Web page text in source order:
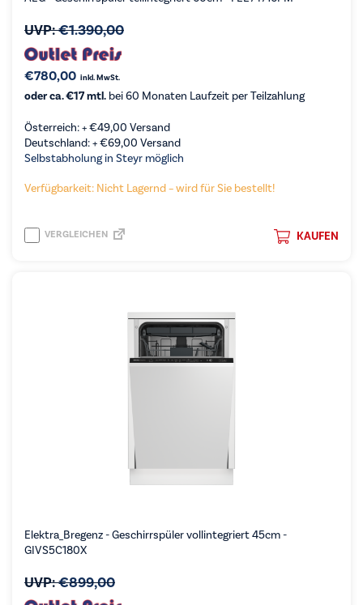
UVP:€1.390,00
€780,00 inkl. MwSt.
oder ca. €17 mtl. bei 60 Monaten Laufzeit per Teilzahlung
Österreich: +€49,00 Versand
Deutschland: +€69,00 Versand
Selbstabholung in Steyr möglich
Verfügbarkeit: Nicht Lagernd – wird für Sie bestellt!
KAUFEN
VERGLEICHEN
Elektra_Bregenz - Geschirrspüler vollintegriert 45cm -
GIVS5C180X
UVP:€899,00